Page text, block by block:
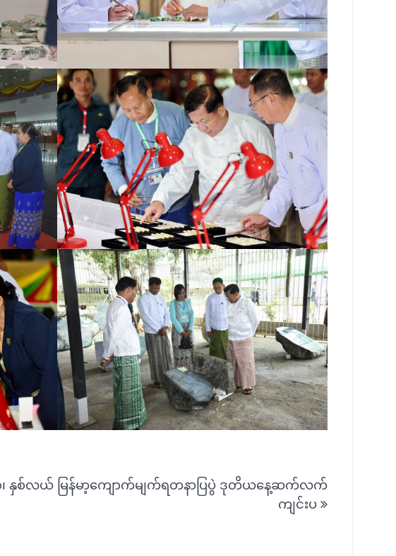
စ်၊ နှစ်လယ် မြန်မာ့ကျောက်မျက်ရတနာပြပွဲ ဒုတိယနေ့ဆက်လက်
ကျင်းပ